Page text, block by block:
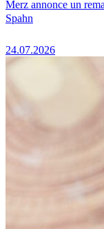
Merz annonce un
Spahn
24.07.2026